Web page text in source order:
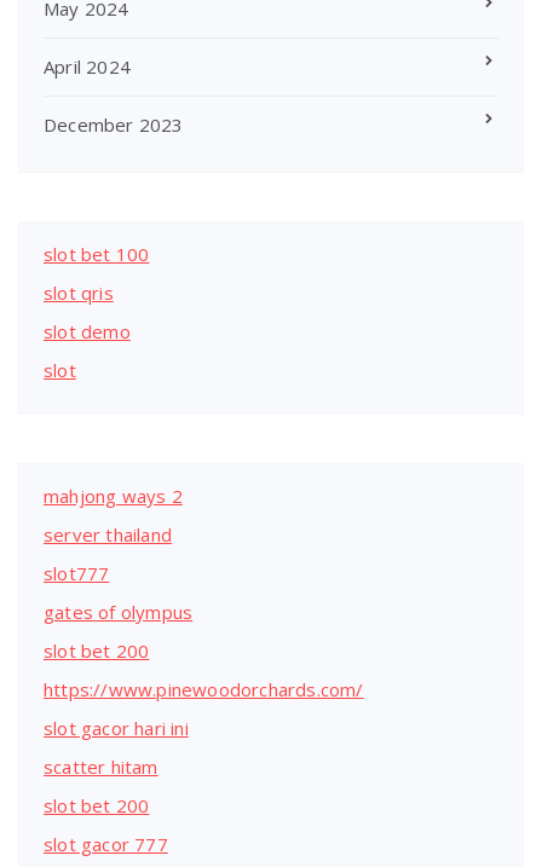
May 2024
April 2024
December 2023
slot bet 100
slot qris
slot demo
slot
mahjong ways 2
server thailand
slot777
gates of olympus
slot bet 200
https://www.pinewoodorchards.com/
slot gacor hari ini
scatter hitam
slot bet 200
slot gacor 777